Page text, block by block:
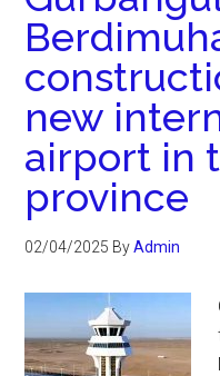
new
airport in
province
02/04/2025 ByAdmin